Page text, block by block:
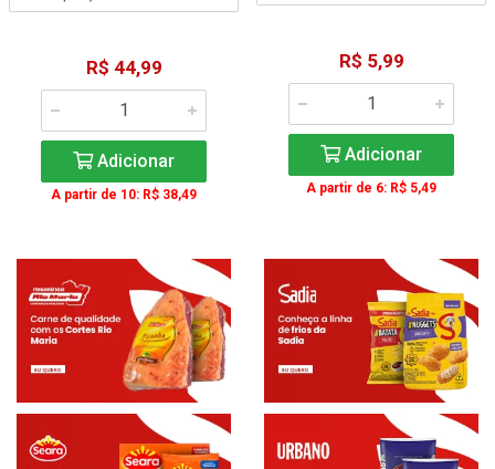
R$ 44,99
Adicionar
A partir de 10: R$ 38,49
R$ 5,99
Adicionar
A partir de 6: R$ 5,49